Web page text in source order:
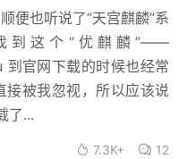
便也听说了“天宫麒麟”系
到这个“优麒麟”——
官网下载的时候也经常
接被我忽视，所以应该说
了...
7.3K+ 12